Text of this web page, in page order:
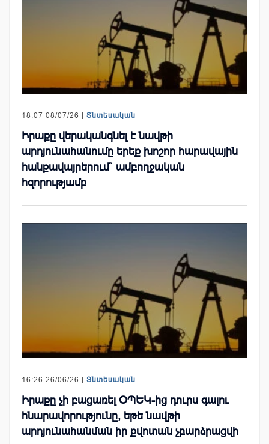
18:07 08/07/26 | Տնտեսական
Իրաքը վերականգնել է նավթի
արդյունահանումը երեք խոշոր հարավային
հանքավայրերում` ամբողջական
հզորությամբ
16:26 26/06/26 | Տնտեսական
Իրաքը չի բացառել ՕՊԵԿ-ից դուրս գալու
հնարավորությունը, եթե նավթի
արդյունահանման իր քվոտան չբարձրացվի